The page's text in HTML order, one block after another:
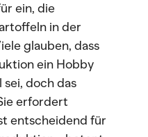
ein, die
in der
glauben, dass
ein Hobby
doch das
erfordert
entscheidend für